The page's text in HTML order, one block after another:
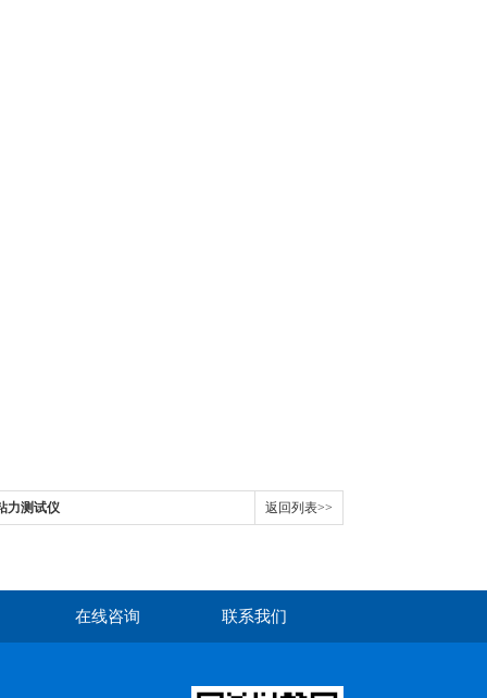
力测试仪 返回列表>>
在线咨询 联系我们